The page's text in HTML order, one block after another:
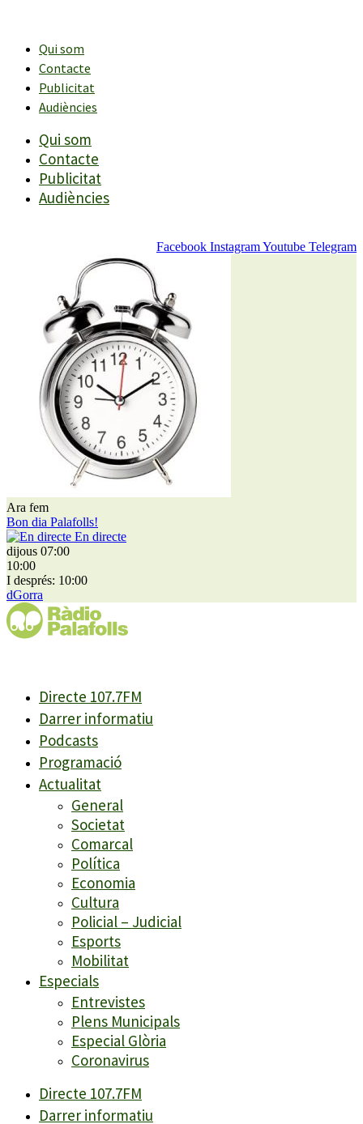
contingutQui som
Contacte
Publicitat
Audiències
Qui som
Contacte
Publicitat
Audiències
Facebook InstagramYoutube Telegram
Ara fem
Bon dia Palafolls!
En directe
dijous 07:00
10:00
I després: 10:00
dGorra
Directe 107.7FM
Darrer informatiu
Podcasts
Programació
Actualitat
General
Societat
Comarcal
Política
Economia
Cultura
Policial – Judicial
Esports
Mobilitat
Especials
Entrevistes
Plens Municipals
Especial Glòria
Coronavirus
Directe 107.7FM
Darrer informatiu